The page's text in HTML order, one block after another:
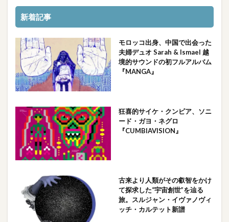
新着記事
モロッコ出身、中国で出会った
夫婦デュオ Sarah & Ismael 越
境的サウンドの初フルアルバム
『MANGA』
狂喜的サイケ・クンビア、ソニ
ード・ガヨ・ネグロ
『CUMBIAVISION』
古来より人類がその叡智をかけ
て探求した“宇宙創世”を辿る
旅。スルジャン・イヴァノヴィ
ッチ・カルテット新譜